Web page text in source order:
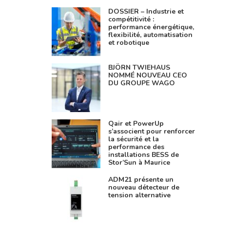
DOSSIER – Industrie et
compétitivité :
performance énergétique,
flexibilité, automatisation
et robotique
BJÖRN TWIEHAUS
NOMMÉ NOUVEAU CEO
DU GROUPE WAGO
Qair et PowerUp
s’associent pour renforcer
la sécurité et la
performance des
installations BESS de
Stor’Sun à Maurice
ADM21 présente un
nouveau détecteur de
tension alternative